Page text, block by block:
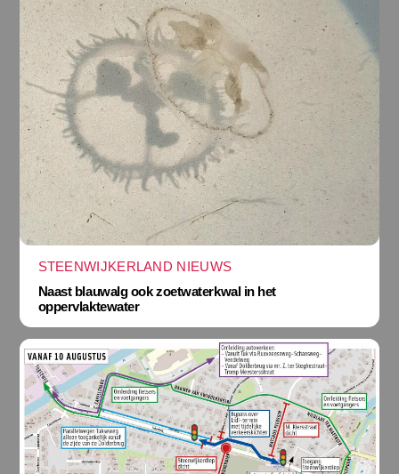
STEENWIJKERLAND NIEUWS
Naast blauwalg ook zoetwaterkwal in het
oppervlaktewater